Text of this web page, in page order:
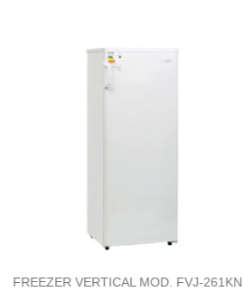
FREEZER VERTICAL MOD. FVJ-261KN